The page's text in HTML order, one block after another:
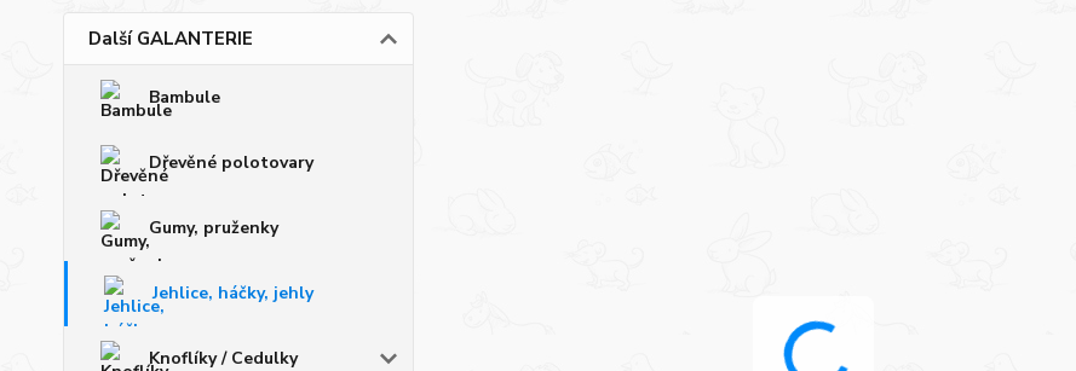
Další GALANTERIE
Bambule
Dřevěné polotovary
Gumy, pruženky
Jehlice, háčky, jehly
Knoflíky / Cedulky